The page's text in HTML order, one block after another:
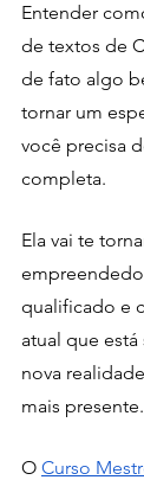
Entender
de textos de
de fato algo
tornar um
você precisa
completa.
Ela vai te
qualificado e
atual que
nova
mais presente.
O Curso